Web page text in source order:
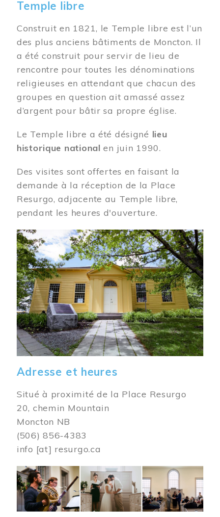
Temple libre
Construit en 1821, le Temple libre est l’un
des plus anciens bâtiments de Moncton. Il
a été construit pour servir de lieu de
rencontre pour toutes les dénominations
religieuses en attendant que chacun des
groupes en question ait amassé assez
d’argent pour bâtir sa propre église.
Le Temple libre a été désigné lieu
historique national en juin 1990.
Des visites sont offertes en faisant la
demande à la réception de la Place
Resurgo, adjacente au Temple libre,
pendant les heures d'ouverture.
Image
Adresse et heures
Situé à proximité de la Place Resurgo
20, chemin Mountain
Moncton NB
(506) 856-4383
info [at] resurgo.ca
Image